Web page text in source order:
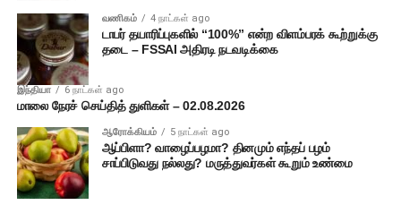
வணிகம் 4 நாட்கள் ago
டாபர் தயாரிப்புகளில் “100%” என்ற விளம்பரக் கூற்றுக்கு
தடை – FSSAI அதிரடி நடவடிக்கை
இந்தியா 6 நாட்கள் ago
மாலை நேரச் செய்தித் துளிகள் – 02.08.2026
ஆரோக்கியம் 5 நாட்கள் ago
ஆப்பிளா? வாழைப்பழமா? தினமும் எந்தப் பழம்
சாப்பிடுவது நல்லது? மருத்துவர்கள் கூறும் உண்மை